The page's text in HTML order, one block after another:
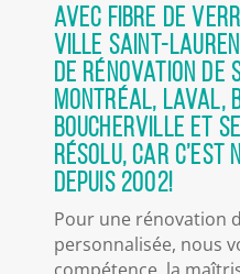
Avec Fibre de
ville Saint-
de rénovation de
Montréal, Laval,
Boucherville et
résolu, car c’est
depuis 2002!
Pour une rénovation
personnalisée, nous